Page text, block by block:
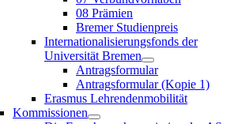
08 Prämien
Bremer Studienpreis
Internationalisierungsfonds der
Universität Bremen
Antragsformular
Antragsformular (Kopie 1)
Erasmus Lehrendenmobilität
Kommissionen